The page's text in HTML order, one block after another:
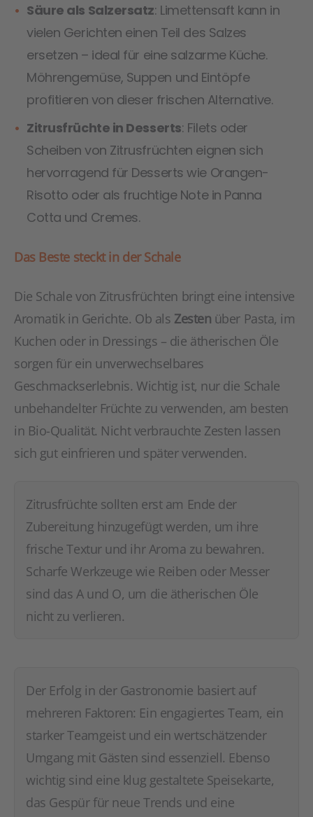
Säure als Salzersatz: Limettensaft kann in
vielen Gerichten einen Teil des Salzes
ersetzen – ideal für eine salzarme Küche.
Möhrengemüse, Suppen und Eintöpfe
profitieren von dieser frischen Alternative.
Zitrusfrüchte in Desserts: Filets oder
Scheiben von Zitrusfrüchten eignen sich
hervorragend für Desserts wie Orangen-
Risotto oder als fruchtige Note in Panna
Cotta und Cremes.
Das Beste steckt in der Schale
Die Schale von Zitrusfrüchten bringt eine intensive
Aromatik in Gerichte. Ob als Zesten über Pasta, im
Kuchen oder in Dressings – die ätherischen Öle
sorgen für ein unverwechselbares
Geschmackserlebnis. Wichtig ist, nur die Schale
unbehandelter Früchte zu verwenden, am besten
in Bio-Qualität. Nicht verbrauchte Zesten lassen
sich gut einfrieren und später verwenden.
Zitrusfrüchte sollten erst am Ende der
Zubereitung hinzugefügt werden, um ihre
frische Textur und ihr Aroma zu bewahren.
Scharfe Werkzeuge wie Reiben oder Messer
sind das A und O, um die ätherischen Öle
nicht zu verlieren.
Der Erfolg in der Gastronomie basiert auf
mehreren Faktoren: Ein engagiertes Team, ein
starker Teamgeist und ein wertschätzender
Umgang mit Gästen sind essenziell. Ebenso
wichtig sind eine klug gestaltete Speisekarte,
das Gespür für neue Trends und eine